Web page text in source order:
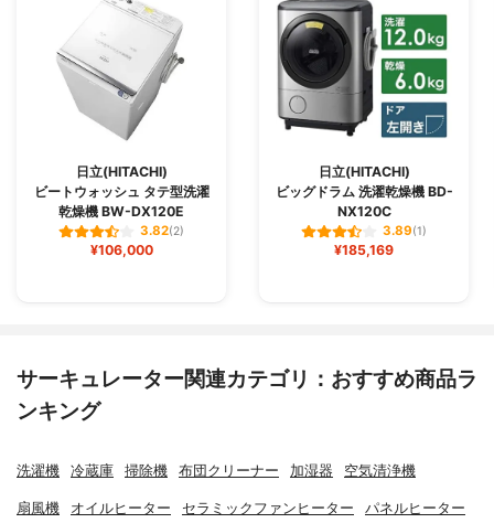
日立(HITACHI)
ビートウォッシュ タテ型洗濯
乾燥機 BW-DX120E
3.82(2)
¥106,000
日立(HITACHI)
ビッグドラム 洗濯乾燥機 BD-
NX120C
3.89(1)
¥185,169
サーキュレーター関連カテゴリ：おすすめ商品ラ
ンキング
洗濯機 冷蔵庫 掃除機 布団クリーナー 加湿器 空気清浄機
扇風機 オイルヒーター セラミックファンヒーター パネルヒーター